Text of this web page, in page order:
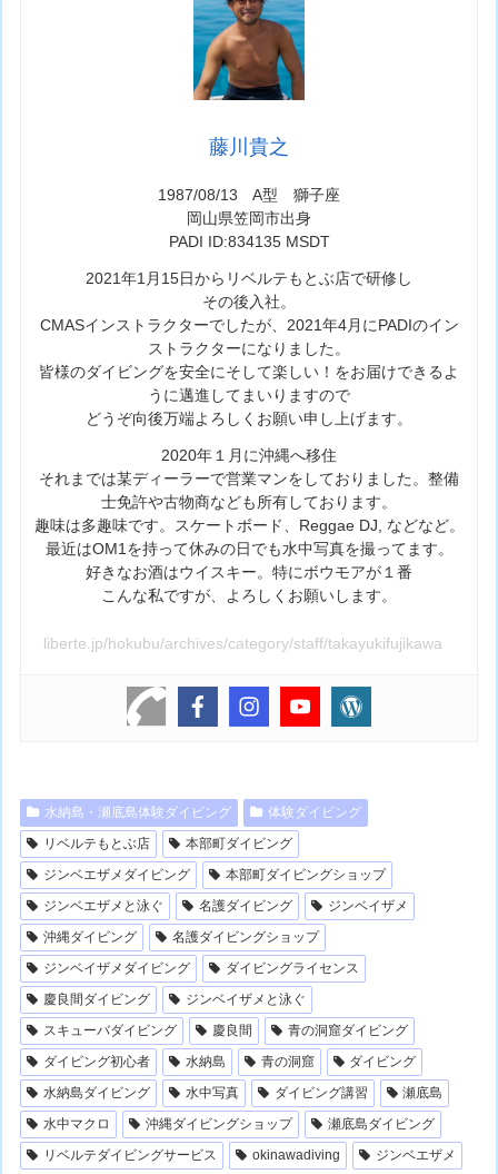
藤川貴之
1987/08/13 A型 獅子座
岡山県笠岡市出身
PADI ID:834135 MSDT
2021年1月15日からリベルテもとぶ店で研修し
その後入社。
CMASインストラクターでしたが、2021年4月にPADIのイン
ストラクターになりました。
皆様のダイビングを安全にそして楽しい！をお届けできるよ
うに邁進してまいりますので
どうぞ向後万端よろしくお願い申し上げます。
2020年１月に沖縄へ移住
それまでは某ディーラーで営業マンをしておりました。整備
士免許や古物商なども所有しております。
趣味は多趣味です。スケートボード、Reggae DJ, などなど。
最近はOM1を持って休みの日でも水中写真を撮ってます。
好きなお酒はウイスキー。特にボウモアが１番
こんな私ですが、よろしくお願いします。
liberte.jp/hokubu/archives/category/staff/takayukifujikawa
水納島・瀬底島体験ダイビング
体験ダイビング
リベルテもとぶ店
本部町ダイビング
ジンベエザメダイビング
本部町ダイビングショップ
ジンベエザメと泳ぐ
名護ダイビング
ジンベイザメ
沖縄ダイビング
名護ダイビングショップ
ジンベイザメダイビング
ダイビングライセンス
慶良間ダイビング
ジンベイザメと泳ぐ
スキューバダイビング
慶良間
青の洞窟ダイビング
ダイビング初心者
水納島 青の洞窟
ダイビング
水納島ダイビング
水中写真 ダイビング講習
瀬底島
水中マクロ
沖縄ダイビングショップ
瀬底島ダイビング
リベルテダイビングサービス
okinawadiving ジンベエザメ